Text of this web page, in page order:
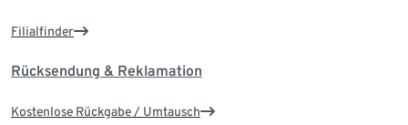
Filialfinder
Rücksendung & Reklamation
Kostenlose Rückgabe / Umtausch